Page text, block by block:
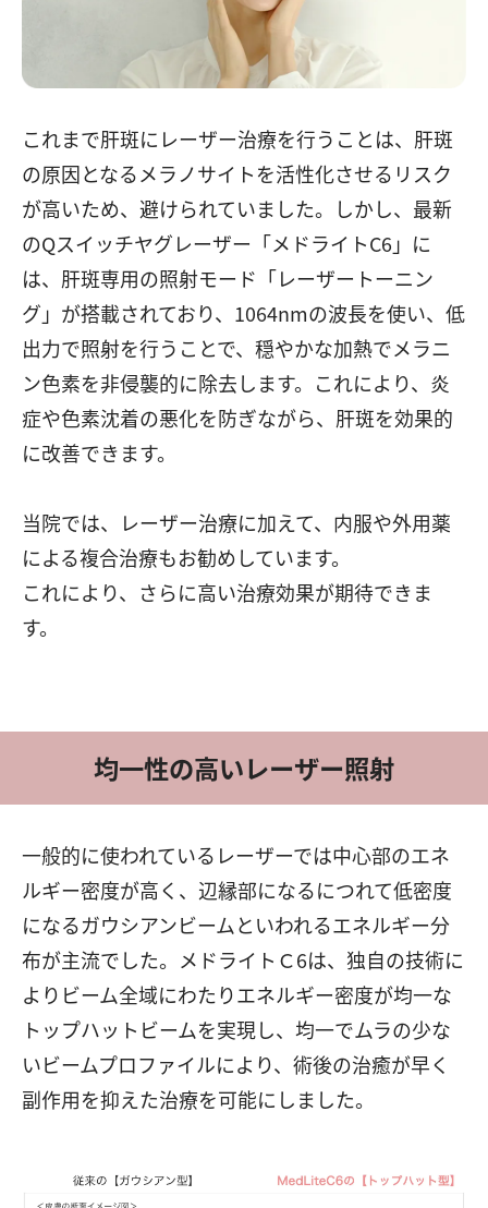
これまで肝斑にレーザー治療を行うことは、肝斑
の原因となるメラノサイトを活性化させるリスク
が高いため、避けられていました。しかし、最新
のQスイッチヤグレーザー「メドライトC6」に
は、肝斑専用の照射モード「レーザートーニン
グ」が搭載されており、1064nmの波長を使い、低
出力で照射を行うことで、穏やかな加熱でメラニ
ン色素を非侵襲的に除去します。これにより、炎
症や色素沈着の悪化を防ぎながら、肝斑を効果的
に改善できます。
当院では、レーザー治療に加えて、内服や外用薬
による複合治療もお勧めしています。
これにより、さらに高い治療効果が期待できま
す。
均一性の高いレーザー照射
一般的に使われているレーザーでは中心部のエネ
ルギー密度が高く、辺縁部になるにつれて低密度
になるガウシアンビームといわれるエネルギー分
布が主流でした。メドライトＣ6は、独自の技術に
よりビーム全域にわたりエネルギー密度が均一な
トップハットビームを実現し、均一でムラの少な
いビームプロファイルにより、術後の治癒が早く
副作用を抑えた治療を可能にしました。